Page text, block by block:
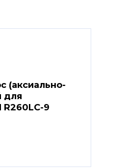
(аксиально-
для
R260LC-9